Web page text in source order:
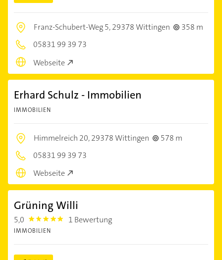
Franz-Schubert-Weg 5,29378 Wittingen
358 m
05831 99 39 73
Webseite
Erhard Schulz - Immobilien
IMMOBILIEN
Himmelreich 20,29378 Wittingen
578 m
05831 99 39 73
Webseite
Grüning Willi
5,0 5.0 1 Bewertung
IMMOBILIEN